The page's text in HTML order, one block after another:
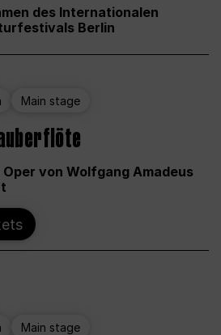
des Internationalen
Berlin
Main stage
Oper von Wolfgang Amadeus
Main stage